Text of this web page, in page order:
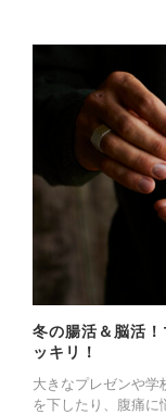
冬の腸活＆脳活
ッキリ！
大きなプレゼンや学
を下したり、腹痛に